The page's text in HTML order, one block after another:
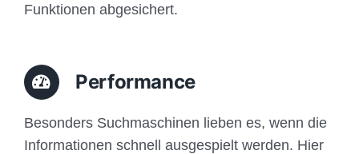
Funktionen abgesichert.
Performance
Besonders Suchmaschinen lieben es, wenn die
Informationen schnell ausgespielt werden. Hier